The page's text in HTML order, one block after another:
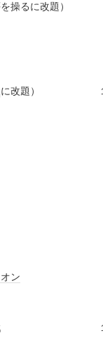
夢を操
９
に改題） １
人々
３
０
ン １９
戦 １９